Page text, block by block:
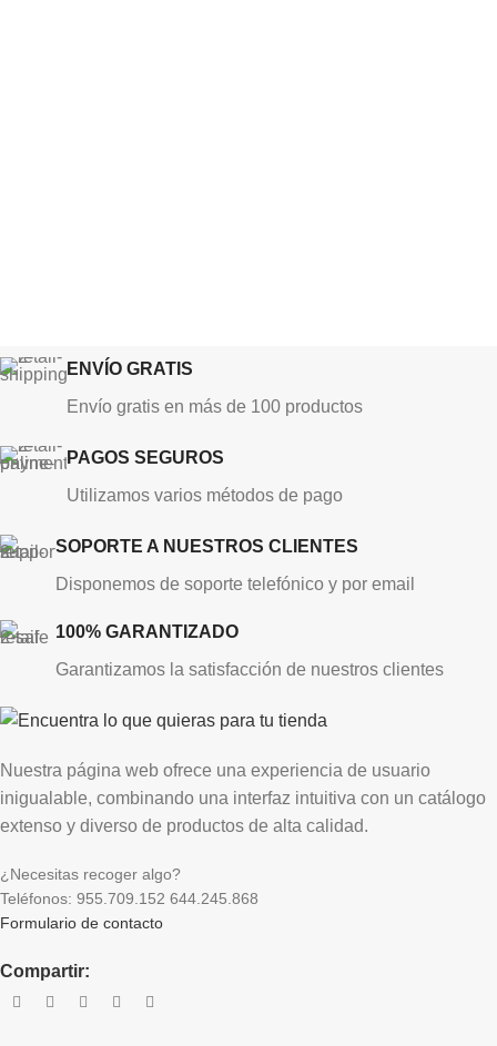
ENVÍO GRATIS
Envío gratis en más de 100 productos
PAGOS SEGUROS
Utilizamos varios métodos de pago
SOPORTE A NUESTROS CLIENTES
Disponemos de soporte telefónico y por email
100% GARANTIZADO
Garantizamos la satisfacción de nuestros clientes
Nuestra página web ofrece una experiencia de usuario
inigualable, combinando una interfaz intuitiva con un catálogo
extenso y diverso de productos de alta calidad.
¿Necesitas recoger algo?
Teléfonos: 955.709.152 644.245.868
Formulario de contacto
Compartir: